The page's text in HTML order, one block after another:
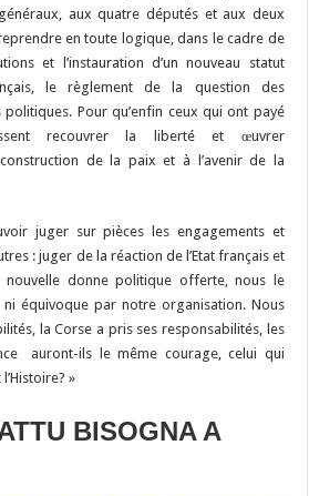
aux quatre députés et aux deux
en toute logique, dans le cadre de
et l’instauration d’un nouveau statut
le règlement de la question des
Pour qu’enfin ceux qui ont payé
recouvrer la liberté et œuvrer
de la paix et à l’avenir de la
juger sur pièces les engagements et
: juger de la réaction de l’Etat français et
donne politique offerte, nous le
équivoque par notre organisation. Nous
la Corse a pris ses responsabilités, les
auront-ils le même courage, celui qui
»
BISOGNA A